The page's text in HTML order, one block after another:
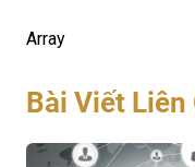
Array
Bài Viết Liên